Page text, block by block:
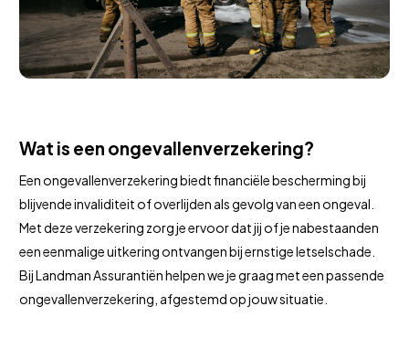
Wat is een ongevallenverzekering?
Een ongevallenverzekering biedt financiële bescherming bij
blijvende invaliditeit of overlijden als gevolg van een ongeval.
Met deze verzekering zorg je ervoor dat jij of je nabestaanden
een eenmalige uitkering ontvangen bij ernstige letselschade.
Bij Landman Assurantiën helpen we je graag met een passende
ongevallenverzekering, afgestemd op jouw situatie.